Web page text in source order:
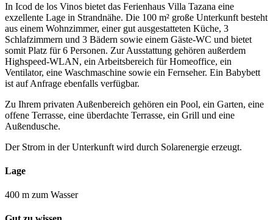
In Icod de los Vinos bietet das Ferienhaus Villa Tazana eine
exzellente Lage in Strandnähe. Die 100 m² große Unterkunft besteht
aus einem Wohnzimmer, einer gut ausgestatteten Küche, 3
Schlafzimmern und 3 Bädern sowie einem Gäste-WC und bietet
somit Platz für 6 Personen. Zur Ausstattung gehören außerdem
Highspeed-WLAN, ein Arbeitsbereich für Homeoffice, ein
Ventilator, eine Waschmaschine sowie ein Fernseher. Ein Babybett
ist auf Anfrage ebenfalls verfügbar.
Zu Ihrem privaten Außenbereich gehören ein Pool, ein Garten, eine
offene Terrasse, eine überdachte Terrasse, ein Grill und eine
Außendusche.
Der Strom in der Unterkunft wird durch Solarenergie erzeugt.
Lage
400 m zum Wasser